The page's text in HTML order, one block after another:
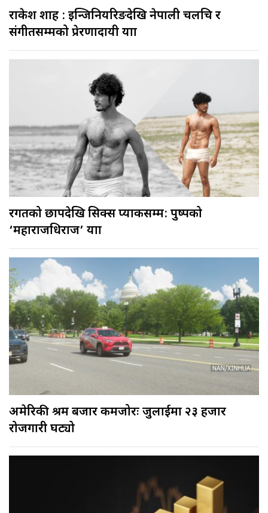
राकेश शाह : इन्जिनियरिङदेखि नेपाली चलचित्र र
संगीतसम्मको प्रेरणादायी यात्रा
रगतको छापदेखि सिक्स प्याकसम्म: पुष्पको
‘महाराजधिराज’ यात्रा
अमेरिकी श्रम बजार कमजोरः जुलाईमा २३ हजार
रोजगारी घट्यो